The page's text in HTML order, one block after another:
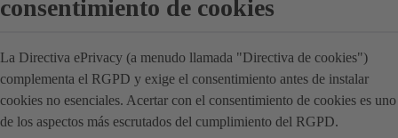
consentimiento de cookies
La Directiva ePrivacy (a menudo llamada "Directiva de cookies")
complementa el RGPD y exige el consentimiento antes de instalar
cookies no esenciales. Acertar con el consentimiento de cookies es uno
de los aspectos más escrutados del cumplimiento del RGPD.